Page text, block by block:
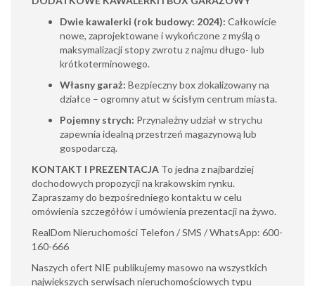
Dwie kawalerki (rok budowy: 2024): Całkowicie
nowe, zaprojektowane i wykończone z myślą o
maksymalizacji stopy zwrotu z najmu długo- lub
krótkoterminowego.
Własny garaż: Bezpieczny box zlokalizowany na
działce – ogromny atut w ścisłym centrum miasta.
Pojemny strych: Przynależny udział w strychu
zapewnia idealną przestrzeń magazynową lub
gospodarczą.
KONTAKT I PREZENTACJA To jedna z najbardziej
dochodowych propozycji na krakowskim rynku.
Zapraszamy do bezpośredniego kontaktu w celu
omówienia szczegółów i umówienia prezentacji na żywo.
RealDom Nieruchomości Telefon / SMS / WhatsApp: 600-
160-666
Naszych ofert NIE publikujemy masowo na wszystkich
największych serwisach nieruchomościowych typu